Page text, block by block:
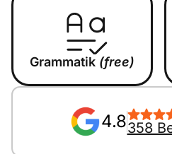
Grammatik (free)
4.8358